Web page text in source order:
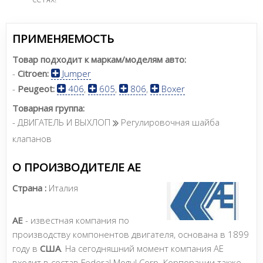
ПРИМЕНЯЕМОСТЬ
Товар подходит к маркам/моделям авто:
- Citroen:
Jumper
- Peugeot: 406, 605, 806,
Boxer
Товарная группа:
- ДВИГАТЕЛЬ И ВЫХЛОП
Регулировочная шайба
клапанов
О ПРОИЗВОДИТЕЛЕ AE
Страна : Италия
AE - известная компания по
производству компонентов двигателя, основана в 1899
году в США. На сегодняшний момент компания AE